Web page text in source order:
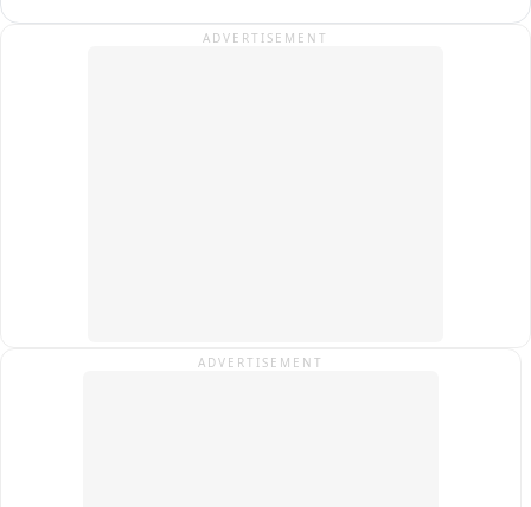
ADVERTISEMENT
ADVERTISEMENT